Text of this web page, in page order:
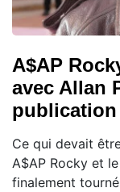
A$AP
avec Allan
publication
Ce qui devait
A$AP Rocky et
finalement